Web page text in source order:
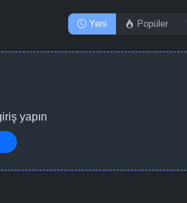
Yeni Popüler
yapın